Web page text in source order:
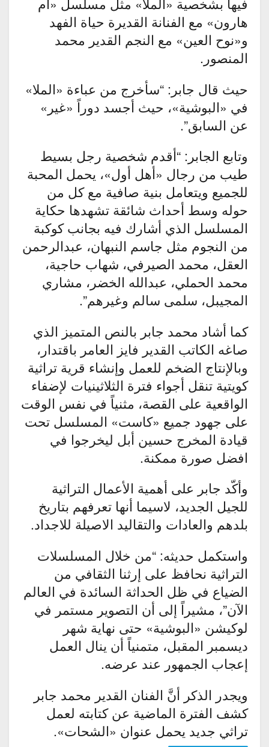
هارون» مع الفنانة القديرة حياة الفهد
و«نوح العين» مع النجم القدير محمد
المنصور.
حيث قال جابر: “سأخرج من عباءة «الملا»
في «البوشية»، حيث أجسد دوراً «غير»
عن السابق”.
وتابع الجابر: “أقدم شخصية رجل بسيط
طيب من رجال «أهل أول»، يحمل المحبة
للجميع ويتعامل بنية صافية مع كل من
حوله وسط أحداث شائقة تشهدها حكاية
المسلسل الذي أشارك فيه بجانب كوكبة
من النجوم مثل جاسم النبهان، عبدالرحمن
العقل، محمد الصيرفي، شهاب حاجية،
محمد الحملي، عبدالله الخضر، مشاري
المجيبل، سلمى سالم وغيرهم”.
كما أشاد محمد جابر بالنص المتميز الذي
صاغه الكاتب القدير فايز العامر باقتدار،
وبالإنتاج الضخم للعمل وإنشاء قرية تراثية
كويتية تنقل أجواء فترة الثلاثينيات لإضفاء
الواقعية على القصة، مثنياً في نفس الوقت
على جهود جميع «كاست» المسلسل تحت
قيادة المخرج حسين أبل ليخرجوا في
افضل صورة ممكنة.
وأكّد جابر على أهمية الأعمال التراثية
للجيل الجديد، لاسيما أنها تعرفهم بتاريخ
بلدهم والعادات والتقاليد الاصيلة للاجداد.
واستكمل حديثه: “من خلال المسلسلات
التراثية نحافظ على إرثنا الثقافي من
الضياع في ظل الحداثة السائدة في العالم
الآن”، مشيراً إلى أن التصوير مستمر في
لوكيشن «البوشية» حتى نهاية شهر
ديسمبر المقبل، متمنياً أن ينال العمل
إعجاب الجمهور عند عرضه.
ويجدر الذكر أنَّ الفنان القدير محمد جابر
كشف الفترة الماضية عن كتابته لعمل
تراثي جديد يحمل عنوان «الشحات».